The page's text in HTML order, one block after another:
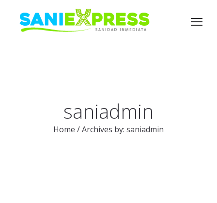
saniadmin
Home /Archives by: saniadmin